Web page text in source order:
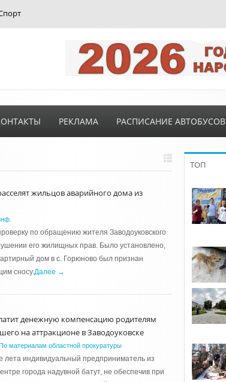
РЕКЛАМА РАСПИСАНИЕ АВТОБУСОВ
жильцов аварийного дома из
по обращению жителя Заводоуковского
его жилищных прав. Было установлено,
дом в с. Горюново был признан
сносу.Далее →
денежную компенсацию родителям
на аттракционе в Заводоуковске
материалам областной прокуратуры
лета индивидуальный предприниматель из
города надувной батут, не обеспечив при
ТОП